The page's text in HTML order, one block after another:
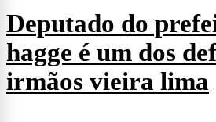
Deputado do
hagge é um dos
irmãos vieira lima